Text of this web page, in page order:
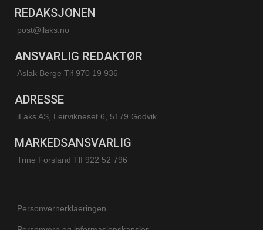
REDAKSJONEN
post@ilaks.no
ANSVARLIG REDAKTØR
Aslak Berge Tlf 970 19 936
ADRESSE
iLaks AS, Leirvikneset 6, 5179 Godvik
MARKEDSANSVARLIG
Trine Forsland Tlf 922 52 796
Personvernerklaeringen